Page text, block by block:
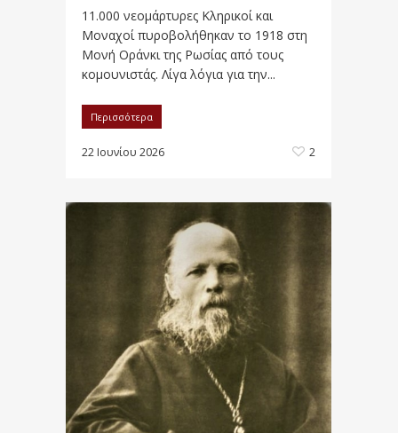
11.000 νεομάρτυρες Κληρικοί και
Μοναχοί πυροβολήθηκαν το 1918 στη
Μονή Οράνκι της Ρωσίας από τους
κομουνιστάς. Λίγα λόγια για την...
Περισσότερα
22 Ιουνίου 2026 2